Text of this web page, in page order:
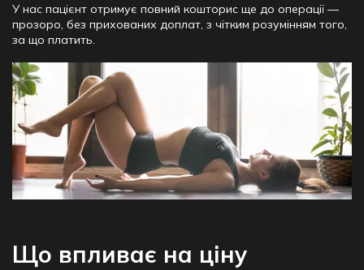
У нас пацієнт отримує повний кошторис ще до операції —
прозоро, без прихованих доплат, з чітким розумінням того,
за що платить.
Що впливає на ціну